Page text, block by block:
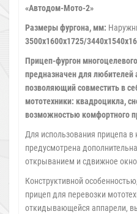
«Автодом-Мото-2»
Размеры фургона, мм:
3500х1600х1725/
Прицеп-фургон
предназначен для любителей
позволяющий совместить в
мототехники: квадроцикла,
возможностью комфортного
Для использования прицепа в
предусмотрена
открыванием и сдвижное
Конструктивной
прицеп для перевозки
откидывающейся аппарели,